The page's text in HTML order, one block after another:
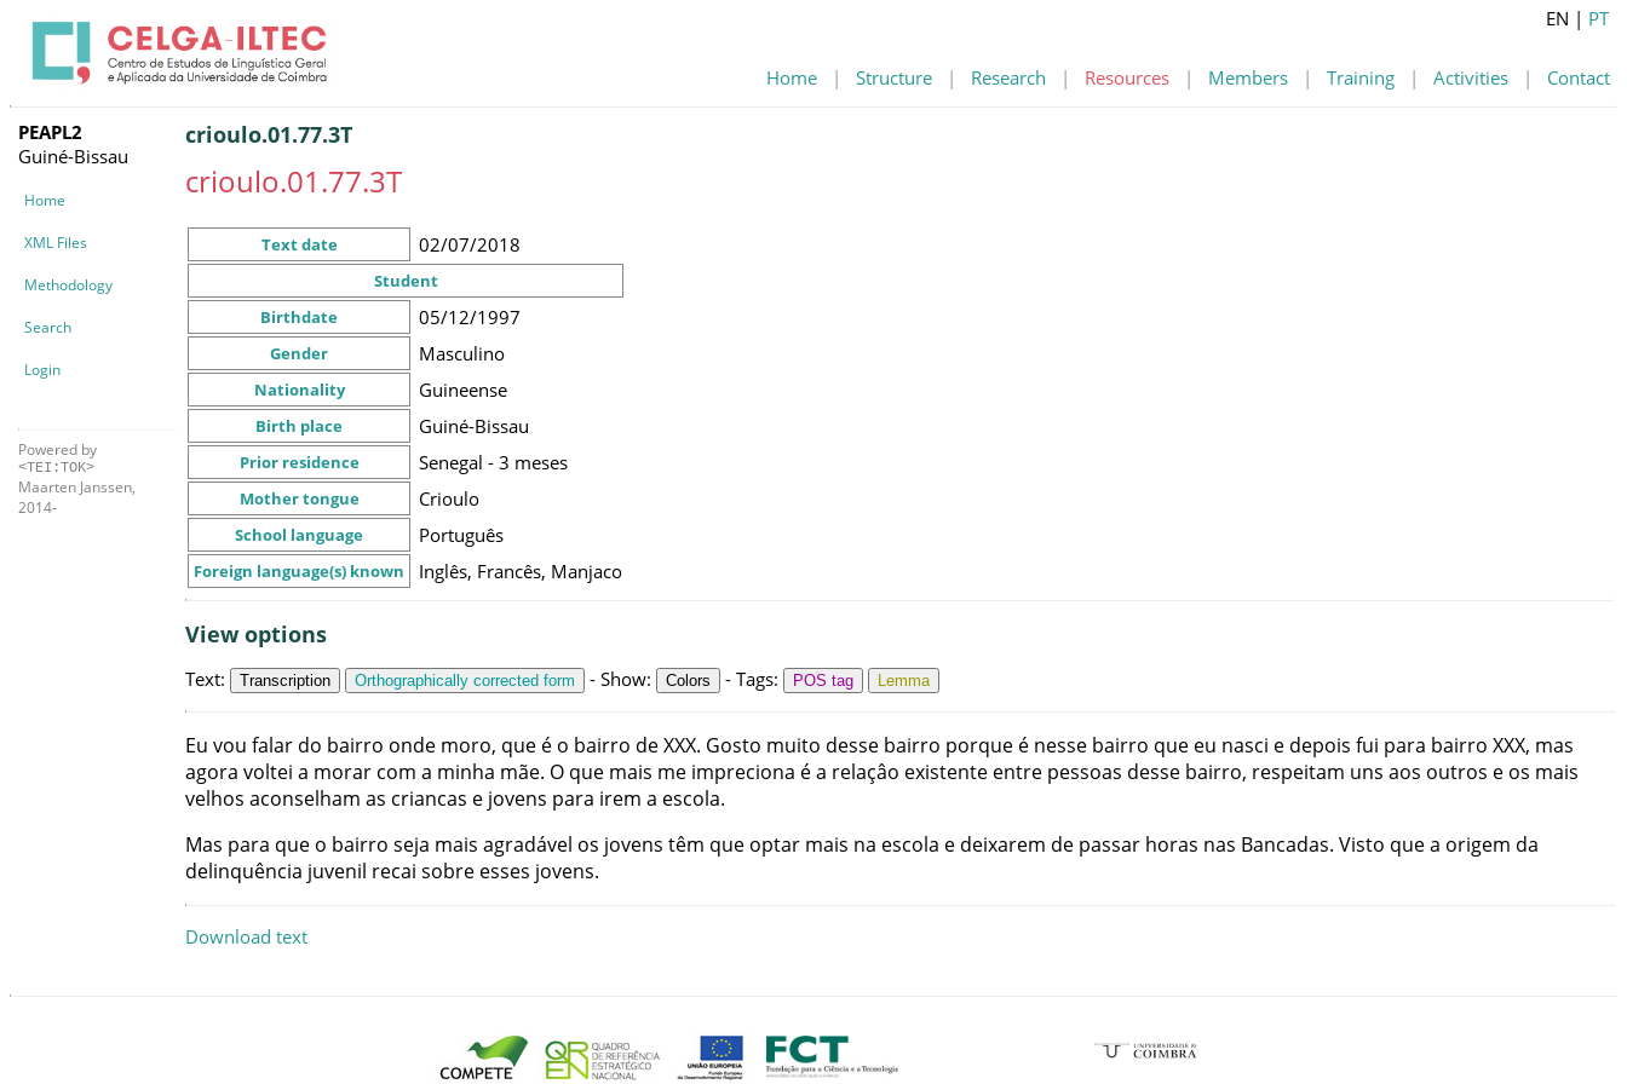
Home | Structure | Research | Resources | Members | Training | Activities | Contact
EN | PT
PEAPL2
Guiné-Bissau
Home
XML Files
Methodology
Search
Login
Powered by
<TEI:TOK>
Maarten Janssen,
2014-
crioulo.01.77.3T
crioulo.01.77.3T
Text date 02/07/2018
Student
Birthdate
05/12/1997
Gender Masculino
Nationality Guineense
Birth place Guiné-Bissau
Prior residence Senegal - 3 meses
Mother tongue Crioulo
School language Português
Foreign language(s) known Inglês, Francês, Manjaco
View options
Text: Transcription Orthographically corrected form - Show: Colors - Tags: POS tag Lemma
Eu vou falar do bairro onde moro, que é o bairro deXXX. Gosto muito desse bairro porque é nesse bairro que eu nasci e depois fui para bairro XXX, mas
agora voltei a morar com a minha mãe. O que mais me impreciona éa relaçâo existente entre pessoas desse bairro, respeitam uns aos outros e os mais
velhos aconselham as criancas e jovens para irem a escola.
Mas para que o bairro seja mais agradável os jovens têm que optar mais na escola e deixarem de passar horas nas Bancadas. Visto quea origem da
delinquência juvenil recai sobre esses jovens.
Download text